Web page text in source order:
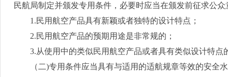
民航局制定并颁发专用条件，必要时应当在颁发前征求公众
1.民用航空产品具有新颖或者独特的设计特点；
2.民用航空产品的预期用途是非常规的；
3.从使用中的类似民用航空产品或者具有类似设计特
（二)专用条件应当具有与适用的适航规章等效的安全